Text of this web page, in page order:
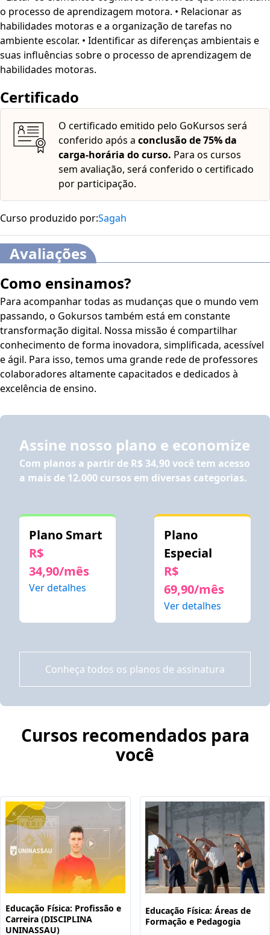
o processo de aprendizagem motora. • Relacionar as
habilidades motoras e a organização de tarefas no
ambiente escolar. • Identificar as diferenças ambientais e
suas influências sobre o processo de aprendizagem de
habilidades motoras.
Certificado
O certificado emitido pelo GoKursos será
conferido após a conclusão de 75% da
carga-horária do curso. Para os cursos
sem avaliação, será conferido o certificado
por participação.
Curso produzido por:Sagah
Avaliações
Como ensinamos?
Para acompanhar todas as mudanças que o mundo vem
passando, o Gokursos também está em constante
transformação digital. Nossa missão é compartilhar
conhecimento de forma inovadora, simplificada, acessível
e ágil. Para isso, temos uma grande rede de professores
colaboradores altamente capacitados e dedicados à
excelência de ensino.
Assine nosso plano e economize
Com planos a partir de R$ 34,90você tem acesso
a mais de 12.000 cursos em diversas categorias.
Plano Smart
R$
34,90/mês
Ver detalhes
Plano
Especial
R$
69,90/mês
Ver detalhes
Conheça todos os planos de assinatura
Cursos recomendados para
você
Educação Física: Profissão e
Carreira (DISCIPLINA
UNINASSAU)
Educação Física: Áreas de
Formação e Pedagogia